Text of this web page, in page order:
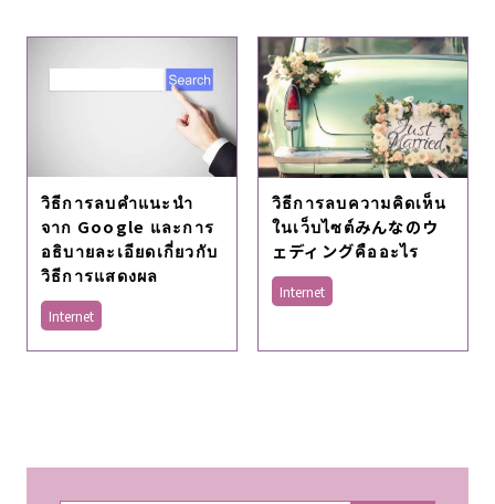
วิธีการลบคำแนะนำ
จาก Google และการ
อธิบายละเอียดเกี่ยวกับ
วิธีการแสดงผล
Internet
วิธีการลบความคิดเห็น
ในเว็บไซต์みんなのウ
ェディングคืออะไร
Internet